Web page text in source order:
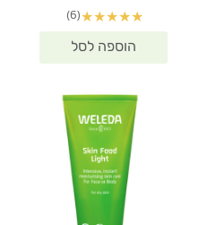
★
★
★
★
★
(6)